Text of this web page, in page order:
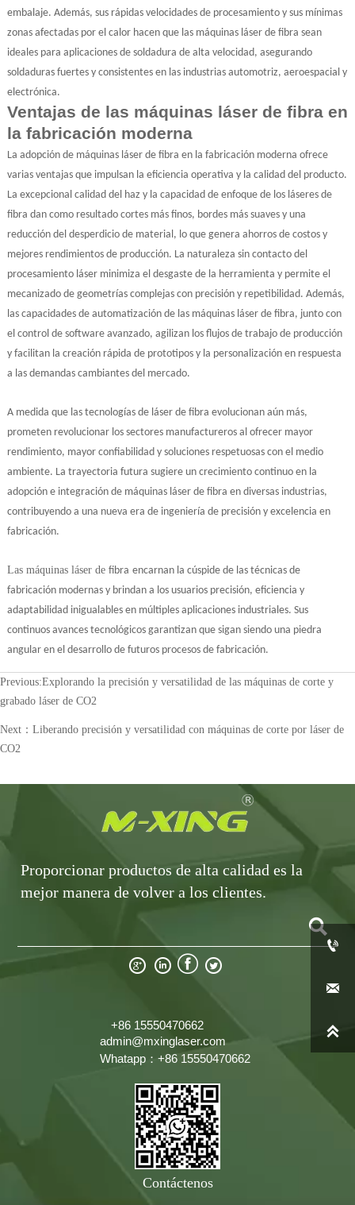
embalaje. Además, sus rápidas velocidades de procesamiento y sus mínimas
zonas afectadas por el calor hacen que las máquinas láser de fibra sean
ideales para aplicaciones de soldadura de alta velocidad, asegurando
soldaduras fuertes y consistentes en las industrias automotriz, aeroespacial y
electrónica.
Ventajas de las máquinas láser de fibra en
la fabricación moderna
La adopción de máquinas láser de fibra en la fabricación moderna ofrece
varias ventajas que impulsan la eficiencia operativa y la calidad del producto.
La excepcional calidad del haz y la capacidad de enfoque de los láseres de
fibra dan como resultado cortes más finos, bordes más suaves y una
reducción del desperdicio de material, lo que genera ahorros de costos y
mejores rendimientos de producción. La naturaleza sin contacto del
procesamiento láser minimiza el desgaste de la herramienta y permite el
mecanizado de geometrías complejas con precisión y repetibilidad. Además,
las capacidades de automatización de las máquinas láser de fibra, junto con
el control de software avanzado, agilizan los flujos de trabajo de producción
y facilitan la creación rápida de prototipos y la personalización en respuesta
a las demandas cambiantes del mercado.
A medida que las tecnologías de láser de fibra evolucionan aún más,
prometen revolucionar los sectores manufactureros al ofrecer mayor
rendimiento, mayor confiabilidad y soluciones respetuosas con el medio
ambiente. La trayectoria futura sugiere un crecimiento continuo en la
adopción e integración de máquinas láser de fibra en diversas industrias,
contribuyendo a una nueva era de ingeniería de precisión y excelencia en
fabricación.
Las máquinas láser de fibra encarnan la cúspide de las técnicas de
fabricación modernas y brindan a los usuarios precisión, eficiencia y
adaptabilidad inigualables en múltiples aplicaciones industriales. Sus
continuos avances tecnológicos garantizan que sigan siendo una piedra
angular en el desarrollo de futuros procesos de fabricación.
Previous:Explorando la precisión y versatilidad de las máquinas de corte y
grabado láser de CO2
Next： Liberando precisión y versatilidad con máquinas de corte por láser de
CO2
Proporcionar productos de alta calidad es la
mejor manera de volver a los clientes.

   
+86 15550470662
admin@mxinglaser.com
Whatapp：+86 15550470662
Contáctenos


